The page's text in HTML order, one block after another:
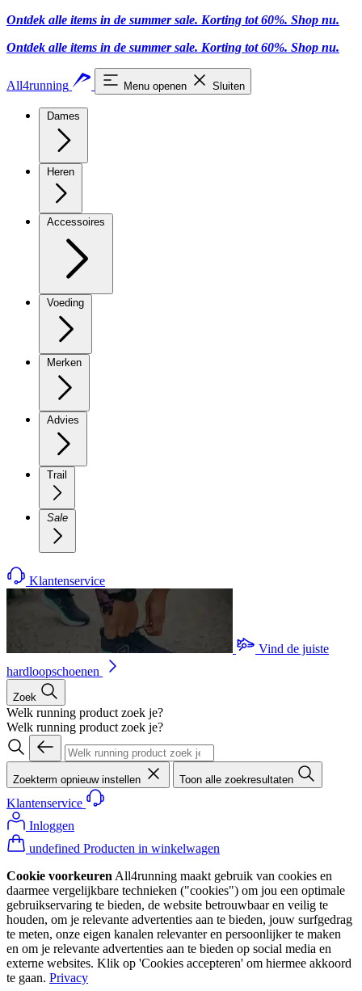
Ontdek alle items in de summer sale. Korting tot 60%. Shop nu.
Ontdek alle items in de summer sale. Korting tot 60%. Shop nu.
All4running Menu openen Sluiten
Dames
Heren
Accessoires
Voeding
Merken
Advies
Trail
Sale
Klantenservice
Vind de juiste
hardloopschoenen
Zoek
Welk running product zoek je?
Welk running product zoek je?
Zoekterm opnieuw instellen Toon alle zoekresultaten
Klantenservice
Inloggen
undefined Producten in winkelwagen
Cookie voorkeuren All4running maakt gebruik van cookies en
daarmee vergelijkbare technieken ("cookies") om jou een optimale
gebruikservaring te bieden, de website betrouwbaar en veilig te
houden, om je relevante advertenties aan te bieden, jouw surfgedrag
te meten, onze eigen kanalen relevanter en persoonlijker te maken
en om je relevante advertenties aan te bieden op social media en
externe websites. Klik op 'Cookies accepteren' om hiermee akkoord
te gaan. Privacy